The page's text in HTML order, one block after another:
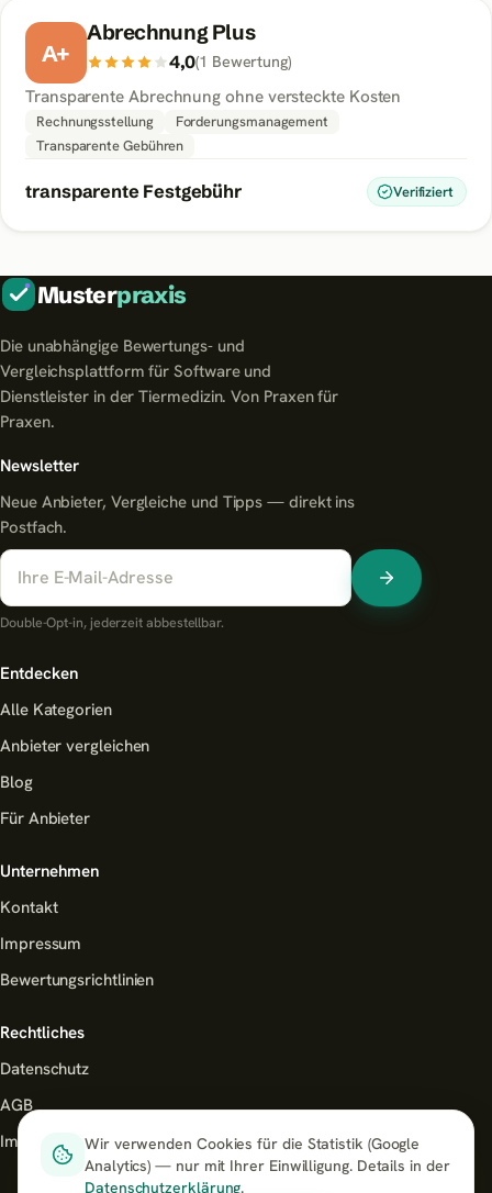
A+
Abrechnung Plus
4,0(1 Bewertung)
Transparente Abrechnung ohne versteckte Kosten
Rechnungsstellung
Forderungsmanagement
Transparente Gebühren
transparente Festgebühr Verifiziert
Musterpraxis
Die unabhängige Bewertungs- und
Vergleichsplattform für Software und
Dienstleister in der Tiermedizin. Von Praxen für
Praxen.
Newsletter
Neue Anbieter, Vergleiche und Tipps — direkt ins
Postfach.
Double-Opt-in, jederzeit abbestellbar.
Entdecken
Alle Kategorien
Anbieter vergleichen
Blog
Für Anbieter
Unternehmen
Kontakt
Impressum
Bewertungsrichtlinien
Rechtliches
Datenschutz
AGB
Impressum
Wir verwenden Cookies für die Statistik (Google
Analytics) — nur mit Ihrer Einwilligung. Details in der
Datenschutzerklärung.